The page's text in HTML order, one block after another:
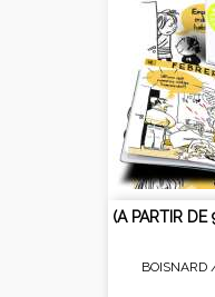
(A PARTIR